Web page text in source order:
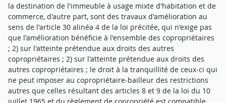
la destination de l'immeuble à usage mixte d'habitation et de
commerce, d'autre part, sont des travaux d'amélioration au
sens de l'article 30 alinéa 4 de la loi précitée, qui n'exige pas
que l'amélioration bénéficie à l'ensemble des copropriétaires
; 2) sur l'atteinte prétendue aux droits des autres
copropriétaires ; 2) sur l'atteinte prétendue aux droits des
autres copropriétaires ; le droit à la tranquillité de ceux-ci qui
ne peut imposer au copropriétaire-bailleur des restrictions
autres que celles résultant des articles 8 et 9 de la loi du 10